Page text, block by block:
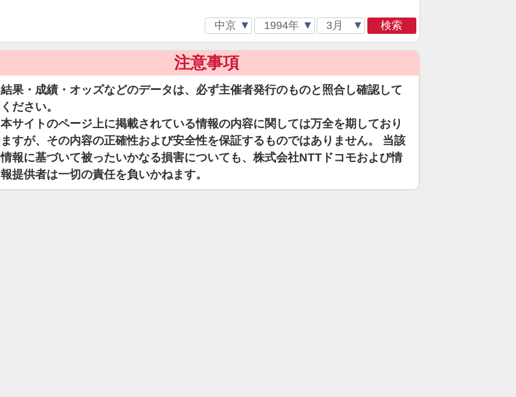
検索
注意事項
結果・成績・オッズなどのデータは、必ず主催者発行のものと照合し確認して
ください。
本サイトのページ上に掲載されている情報の内容に関しては万全を期しており
ますが、その内容の正確性および安全性を保証するものではありません。 当該
情報に基づいて被ったいかなる損害についても、株式会社NTTドコモおよび情
報提供者は一切の責任を負いかねます。